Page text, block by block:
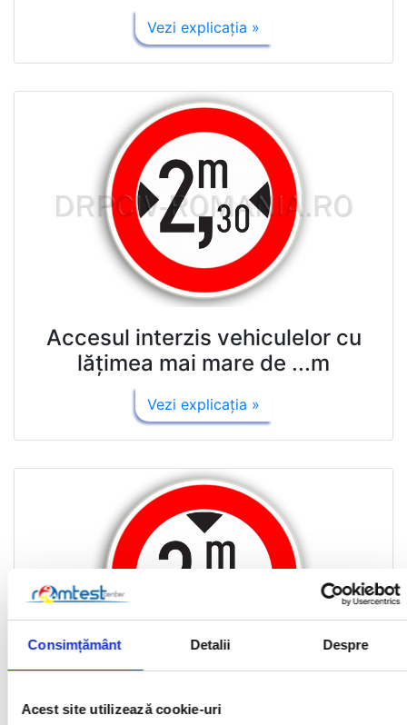
Consimțământ Detalii Despre
Acest site utilizează cookie-uri
Vezi explicaţia »
Accesul interzis vehiculelor cu
lăţimea mai mare de ...m
Vezi explicaţia »
Accesul interzis vehiculelor cu